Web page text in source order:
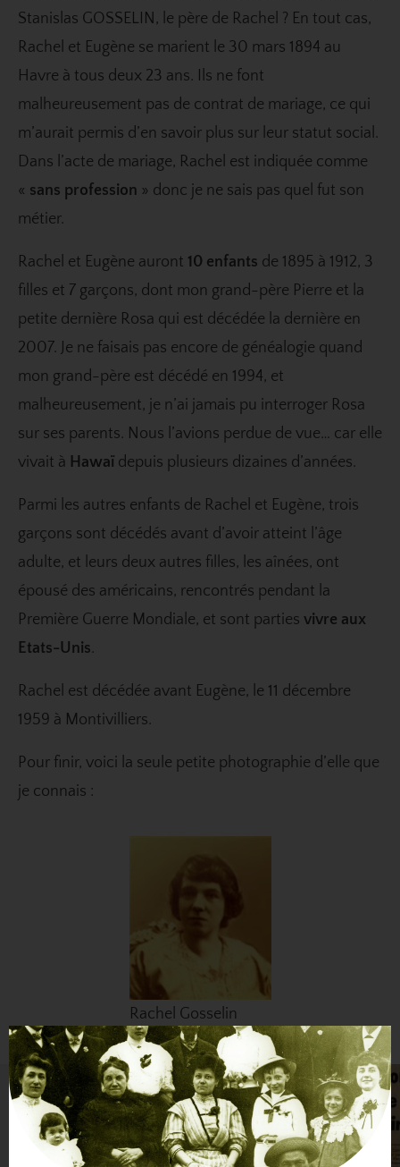
Stanislas GOSSELIN, le père de Rachel ? En tout cas,
Rachel et Eugène se marient le 30 mars 1894 au
Havre à tous deux 23 ans. Ils ne font
malheureusement pas de contrat de mariage, ce qui
m’aurait permis d’en savoir plus sur leur statut social.
Dans l’acte de mariage, Rachel est indiquée comme
« sans profession » donc je ne sais pas quel fut son
métier.
Rachel et Eugène auront 10 enfants de 1895 à 1912, 3
filles et 7 garçons, dont mon grand-père Pierre et la
petite dernière Rosa qui est décédée la dernière en
2007. Je ne faisais pas encore de généalogie quand
mon grand-père est décédé en 1994, et
malheureusement, je n’ai jamais pu interroger Rosa
sur ses parents. Nous l’avions perdue de vue… car elle
vivait à Hawaï depuis plusieurs dizaines d’années.
Parmi les autres enfants de Rachel et Eugène, trois
garçons sont décédés avant d’avoir atteint l’âge
adulte, et leurs deux autres filles, les aînées, ont
épousé des américains, rencontrés pendant la
Première Guerre Mondiale, et sont parties vivre aux
Etats-Unis.
Rachel est décédée avant Eugène, le 11 décembre
1959 à Montivilliers.
Pour finir, voici la seule petite photographie d’elle que
je connais :
Rachel Gosselin